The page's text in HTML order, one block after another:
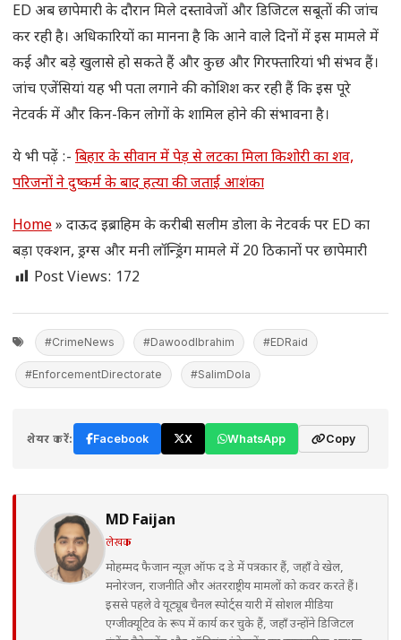
ED अब छापेमारी के दौरान मिले दस्तावेजों और डिजिटल सबूतों की जांच
कर रही है। अधिकारियों का मानना है कि आने वाले दिनों में इस मामले में
कई और बड़े खुलासे हो सकते हैं और कुछ और गिरफ्तारियां भी संभव हैं।
जांच एजेंसियां यह भी पता लगाने की कोशिश कर रही हैं कि इस पूरे
नेटवर्क में और किन-किन लोगों के शामिल होने की संभावना है।
ये भी पढ़ें :- बिहार के सीवान में पेड़ से लटका मिला किशोरी का शव,
परिजनों ने दुष्कर्म के बाद हत्या की जताई आशंका
Home» दाऊद इब्राहिम के करीबी सलीम डोला के नेटवर्क पर ED का
बड़ा एक्शन, ड्रग्स और मनी लॉन्ड्रिंग मामले में 20 ठिकानों पर छापेमारी
Post Views: 172
#CrimeNews #DawoodIbrahim #EDRaid
#EnforcementDirectorate #SalimDola
शेयर करें: Facebook X WhatsApp Copy
MD Faijan
लेखक
मोहम्मद फैजान न्यूज़ ऑफ द डे में पत्रकार हैं, जहाँ वे खेल,
मनोरंजन, राजनीति और अंतरराष्ट्रीय मामलों को कवर करते हैं।
इससे पहले वे यूट्यूब चैनल स्पोर्ट्स यारी में सोशल मीडिया
एग्जीक्यूटिव के रूप में कार्य कर चुके हैं, जहाँ उन्होंने डिजिटल